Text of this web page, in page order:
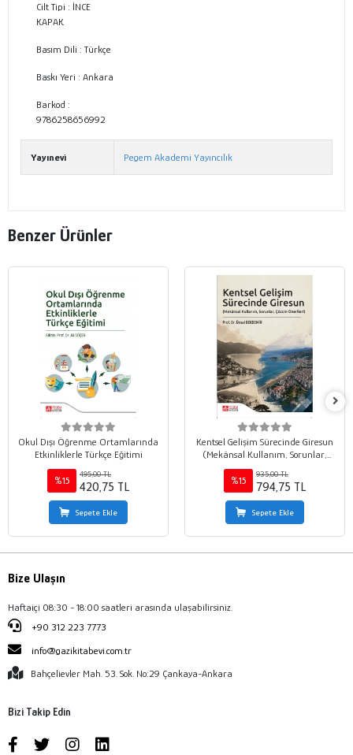
Cilt Tipi : İNCE
KAPAK
Basım Dili : Türkçe
Baskı Yeri : Ankara
Barkod :
9786258656992
Yayınevi Pegem Akademi Yayıncılık
Benzer Ürünler
Okul Dışı Öğrenme Ortamlarında
Etkinliklerle Türkçe Eğitimi
%15
495,00 TL
420,75 TL
Sepete Ekle
Kentsel Gelişim Sürecinde Giresun
(Mekânsal Kullanım, Sorunlar,
Çözüm Önerileri)
%15
935,00 TL
794,75 TL
Sepete Ekle
Bize Ulaşın
Haftaiçi 08:30 - 18:00 saatleri arasında ulaşabilirsiniz.
+90 312 223 7773
info@gazikitabevi.com.tr
Bahçelievler Mah. 53. Sok. No:29 Çankaya-Ankara
Bizi Takip Edin